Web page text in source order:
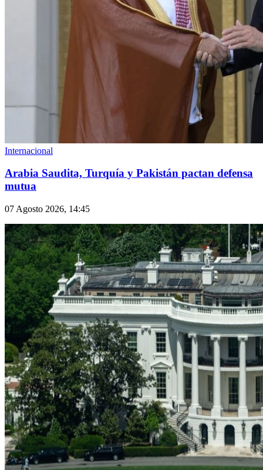
Internacional
Arabia Saudita, Turquía y Pakistán pactan defensa
mutua
07 Agosto 2026, 14:45